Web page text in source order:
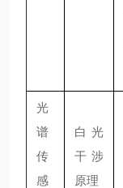
光
谱
传
感
白光
干涉
原理